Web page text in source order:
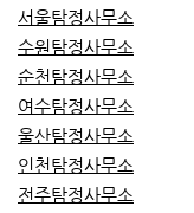
서울탐정사무소
수원탐정사무소
순천탐정사무소
여수탐정사무소
울산탐정사무소
인천탐정사무소
전주탐정사무소